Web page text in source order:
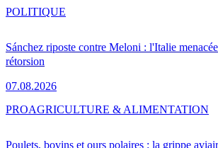
Sánchez riposte contre Meloni : l'Italie
rétorsion
07.08.2026
POLITIQUE
Poulets, bovins et ours polaires : la grippe
PROAGRICULTURE & ALIMENTATION